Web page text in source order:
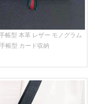
帳型 本革 レザー モノグラム
帳型 カード収納
s26/s25/s24ケース 手帳型 大